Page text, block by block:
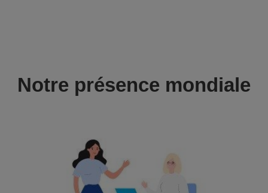
Notre présence mondiale